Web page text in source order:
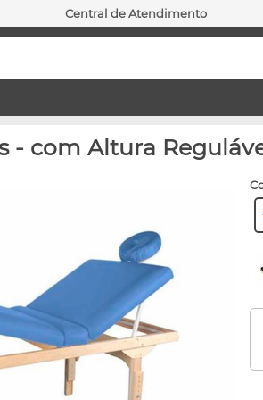
Central de Atendimento
- com Altura